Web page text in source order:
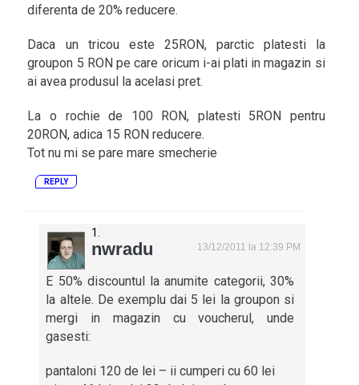
diferenta de 20% reducere.
Daca un tricou este 25RON, parctic platesti la
groupon 5 RON pe care oricum i-ai plati in magazin si
ai avea produsul la acelasi pret.
La o rochie de 100 RON, platesti 5RON pentru
20RON, adica 15 RON reducere.
Tot nu mi se pare mare smecherie
REPLY
nwradu 13/12/2011 la 12:39 PM
E 50% discountul la anumite categorii, 30%
la altele. De exemplu dai 5 lei la groupon si
mergi in magazin cu voucherul, unde
gasesti:
pantaloni 120 de lei – ii cumperi cu 60 lei